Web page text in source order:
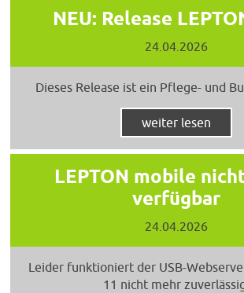
NEU: Release
24.04.2026
Dieses Release ist ein Pflege- und
weiter lesen
LEPTON mobile
verfügbar
24.04.2026
Leider funktioniert der USB-
11 nicht mehr